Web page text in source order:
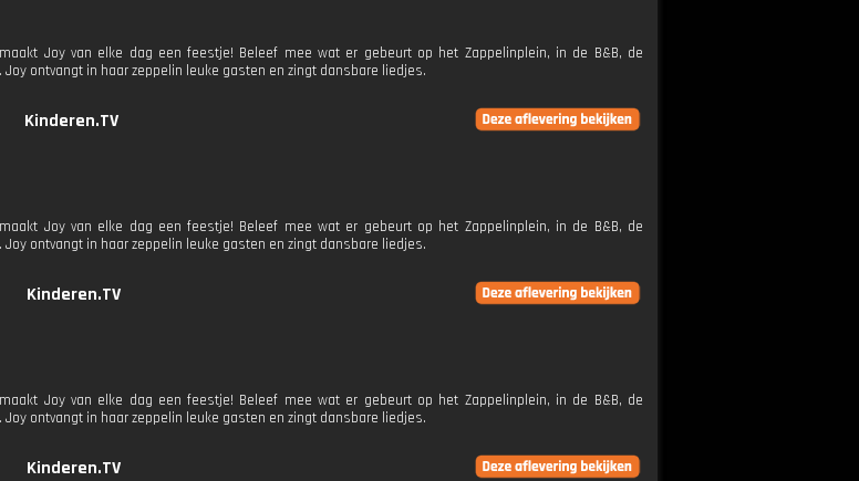
Joy van elke dag een feestje! Beleef mee wat er gebeurt op het Zappelinplein, in de B&B, de
ontvangt in haar zeppelin leuke gasten en zingt dansbare liedjes.
Kinderen.TV
Joy van elke dag een feestje! Beleef mee wat er gebeurt op het Zappelinplein, in de B&B, de
ontvangt in haar zeppelin leuke gasten en zingt dansbare liedjes.
Kinderen.TV
Joy van elke dag een feestje! Beleef mee wat er gebeurt op het Zappelinplein, in de B&B, de
ontvangt in haar zeppelin leuke gasten en zingt dansbare liedjes.
Kinderen.TV